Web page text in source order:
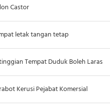
Castor
letak tangan tetap
Tempat Duduk Boleh Laras
Kerusi Pejabat Komersial